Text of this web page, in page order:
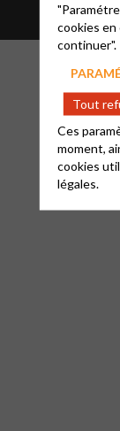
cookies
continuer".
Tout
Ces
moment,
cookies
légales.